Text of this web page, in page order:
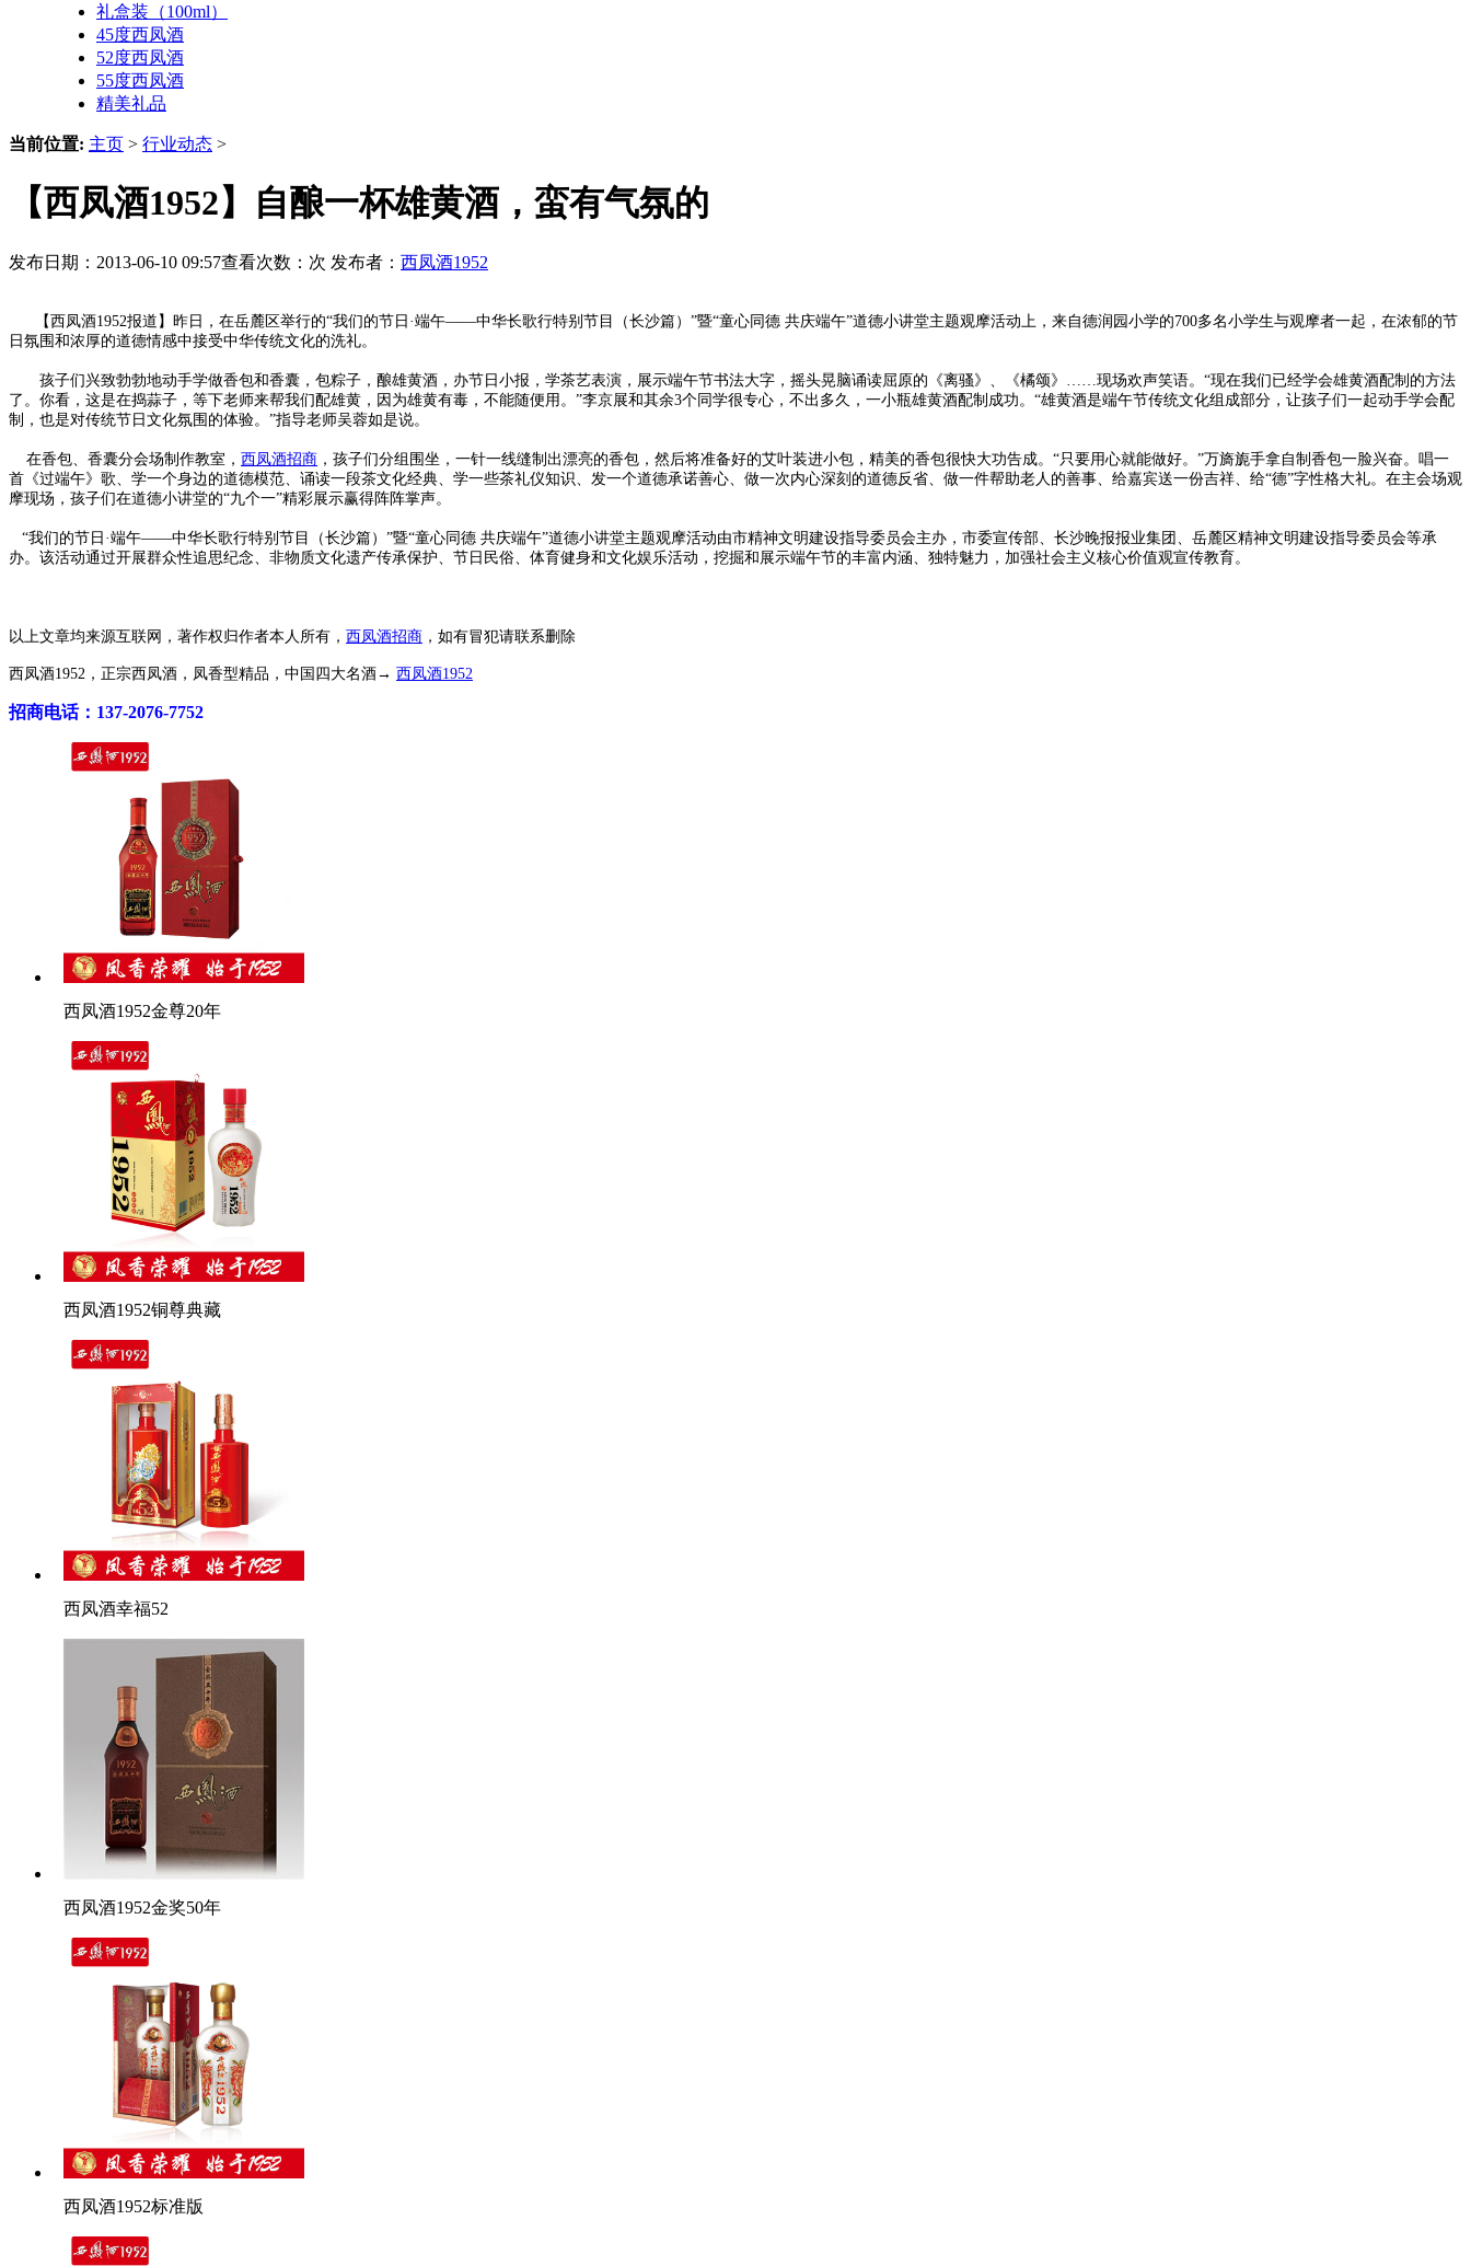
礼盒装（100ml）
45度西凤酒
52度西凤酒
55度西凤酒
精美礼品
当前位置: 主页 > 行业动态 >
【西凤酒1952】自酿一杯雄黄酒，蛮有气氛的
发布日期：2013-06-10 09:57查看次数： 次 发布者： 西凤酒1952
【西凤酒1952报道】昨日，在岳麓区举行的“我们的节日·端午——中华长歌行特别节目（长沙篇）”暨“童心同德 共庆端午”道德小讲堂主题观摩活动上，来自德润园小学的700多名小学生与观摩者一起，在浓郁的节
日氛围和浓厚的道德情感中接受中华传统文化的洗礼。
孩子们兴致勃勃地动手学做香包和香囊，包粽子，酿雄黄酒，办节日小报，学茶艺表演，展示端午节书法大字，摇头晃脑诵读屈原的《离骚》、《橘颂》……现场欢声笑语。“现在我们已经学会雄黄酒配制的方法
了。你看，这是在捣蒜子，等下老师来帮我们配雄黄，因为雄黄有毒，不能随便用。”李京展和其余3个同学很专心，不出多久，一小瓶雄黄酒配制成功。“雄黄酒是端午节传统文化组成部分，让孩子们一起动手学会配
制，也是对传统节日文化氛围的体验。”指导老师吴蓉如是说。
在香包、香囊分会场制作教室， 西凤酒招商 ，孩子们分组围坐，一针一线缝制出漂亮的香包，然后将准备好的艾叶装进小包，精美的香包很快大功告成。“只要用心就能做好。”万旖旎手拿自制香包一脸兴奋。唱一
首《过端午》歌、学一个身边的道德模范、诵读一段茶文化经典、学一些茶礼仪知识、发一个道德承诺善心、做一次内心深刻的道德反省、做一件帮助老人的善事、给嘉宾送一份吉祥、给“德”字性格大礼。在主会场观
摩现场，孩子们在道德小讲堂的“九个一”精彩展示赢得阵阵掌声。
“我们的节日·端午——中华长歌行特别节目（长沙篇）”暨“童心同德 共庆端午”道德小讲堂主题观摩活动由市精神文明建设指导委员会主办，市委宣传部、长沙晚报报业集团、岳麓区精神文明建设指导委员会等承
办。该活动通过开展群众性追思纪念、非物质文化遗产传承保护、节日民俗、体育健身和文化娱乐活动，挖掘和展示端午节的丰富内涵、独特魅力，加强社会主义核心价值观宣传教育。
以上文章均来源互联网，著作权归作者本人所有， 西凤酒招商 ，如有冒犯请联系删除
西凤酒1952，正宗西凤酒，凤香型精品，中国四大名酒→ 西凤酒1952
招商电话：137-2076-7752
西凤酒1952金尊20年
西凤酒1952铜尊典藏
西凤酒幸福52
西凤酒1952金奖50年
西凤酒1952标准版